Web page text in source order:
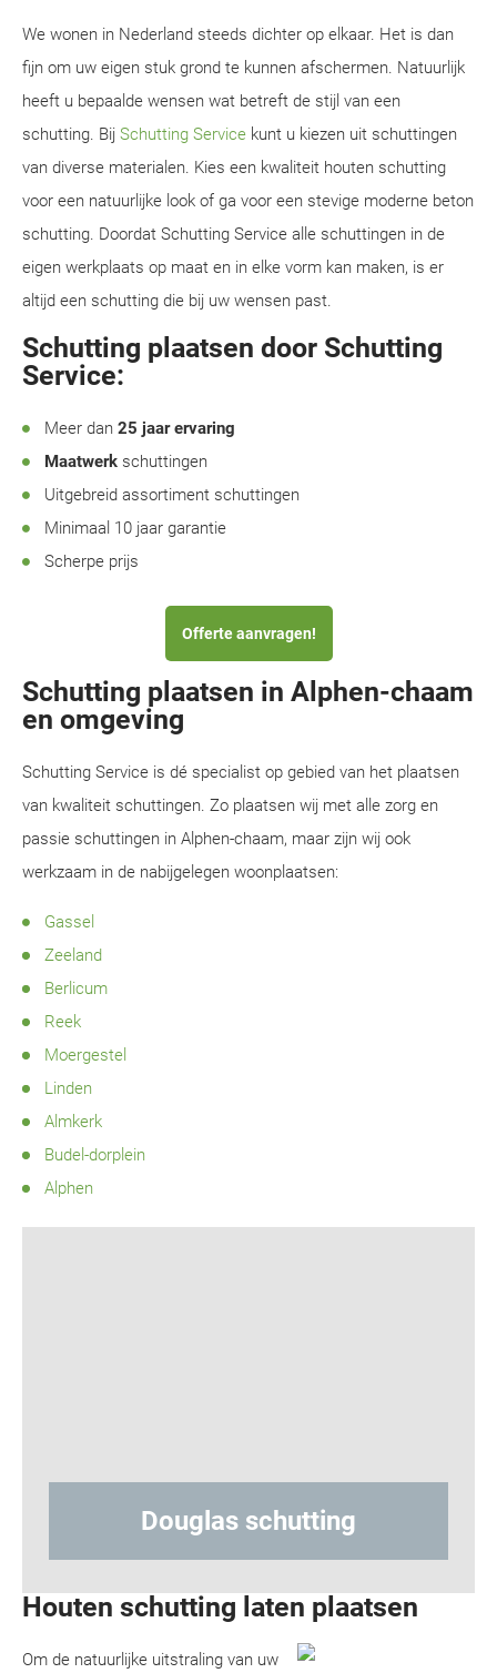
We wonen in Nederland steeds dichter op elkaar. Het is dan
fijn om uw eigen stuk grond te kunnen afschermen. Natuurlijk
heeft u bepaalde wensen wat betreft de stijl van een
schutting. Bij Schutting Service kunt u kiezen uit schuttingen
van diverse materialen. Kies een kwaliteit houten schutting
voor een natuurlijke look of ga voor een stevige moderne beton
schutting. Doordat Schutting Service alle schuttingen in de
eigen werkplaats op maat en in elke vorm kan maken, is er
altijd een schutting die bij uw wensen past.
Schutting plaatsen door Schutting
Service:
Meer dan 25 jaar ervaring
Maatwerk schuttingen
Uitgebreid assortiment schuttingen
Minimaal 10 jaar garantie
Scherpe prijs
Offerte aanvragen!
Schutting plaatsen in Alphen-chaam
en omgeving
Schutting Service is dé specialist op gebied van het plaatsen
van kwaliteit schuttingen. Zo plaatsen wij met alle zorg en
passie schuttingen in Alphen-chaam, maar zijn wij ook
werkzaam in de nabijgelegen woonplaatsen:
Gassel
Zeeland
Berlicum
Reek
Moergestel
Linden
Almkerk
Budel-dorplein
Alphen
schutting
Houten schutting laten plaatsen
Om de natuurlijke uitstraling van uw